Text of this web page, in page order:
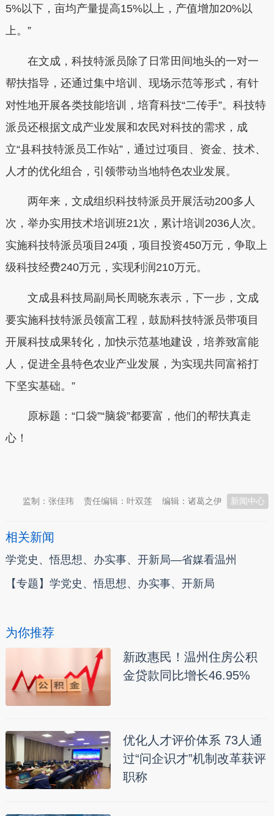
5%以下，亩均产量提高15%以上，产值增加20%以
上。”
在文成，科技特派员除了日常田间地头的一对一
帮扶指导，还通过集中培训、现场示范等形式，有针
对性地开展各类技能培训，培育科技“二传手”。科技特
派员还根据文成产业发展和农民对科技的需求，成
立“县科技特派员工作站”，通过过项目、资金、技术、
人才的优化组合，引领带动当地特色农业发展。
两年来，文成组织科技特派员开展活动200多人
次，举办实用技术培训班21次，累计培训2036人次。
实施科技特派员项目24项，项目投资450万元，争取上
级科技经费240万元，实现利润210万元。
文成县科技局副局长周晓东表示，下一步，文成
要实施科技特派员领富工程，鼓励科技特派员带项目
开展科技成果转化，加快示范基地建设，培养致富能
人，促进全县特色农业产业发展，为实现共同富裕打
下坚实基础。”
原标题：“口袋”“脑袋”都要富，他们的帮扶真走
心！
新闻中心
编辑：诸葛之伊
责任编辑：叶双莲
监制：张佳玮
相关新闻
学党史、悟思想、办实事、开新局—省媒看温州
【专题】学党史、悟思想、办实事、开新局
为你推荐
新政惠民！温州住房公积
金贷款同比增长46.95%
优化人才评价体系 73人通
过“问企识才”机制改革获评
职称